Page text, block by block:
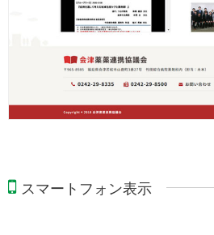
スマートフォン表示